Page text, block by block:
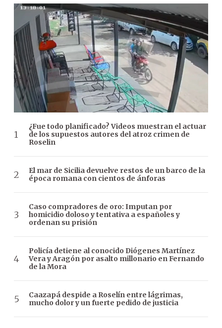
¿Fue todo planificado? Videos muestran el actuar
de los supuestos autores del atroz crimen de
Roselin
El mar de Sicilia devuelve restos de un barco de la
época romana con cientos de ánforas
Caso compradores de oro: Imputan por
homicidio doloso y tentativa a españoles y
ordenan su prisión
Policía detiene al conocido Diógenes Martínez
Vera y Aragón por asalto millonario en Fernando
de la Mora
Caazapá despide a Roselín entre lágrimas,
mucho dolor y un fuerte pedido de justicia